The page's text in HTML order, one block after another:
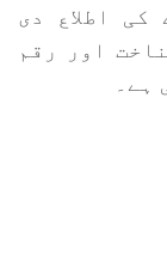
اطلاع دی
اور رقم
ہے۔